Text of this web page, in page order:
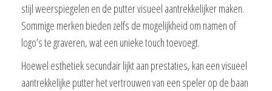
stijl weerspiegelen en de putter visueel aantrekkelijker maken.
Sommige merken bieden zelfs de mogelijkheid om namen of
logo’s te graveren, wat een unieke touch toevoegt.
Hoewel esthetiek secundair lijkt aan prestaties, kan een visueel
aantrekkelijke putter het vertrouwen van een speler op de baan